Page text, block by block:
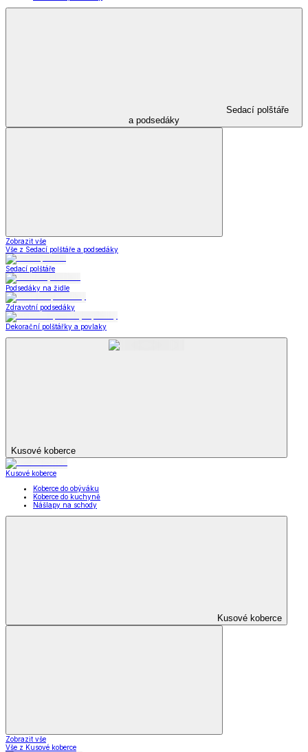
Sedací polštáře
a podsedáky
Zobrazit vše
Vše z Sedací polštáře a podsedáky
Sedací polštáře
Podsedáky na židle
Zdravotní podsedáky
Dekorační polštářky a povlaky
Kusové koberce
Kusové koberce
Koberce do obýváku
Koberce do kuchyně
Nášlapy na schody
Kusové koberce
Zobrazit vše
Vše z Kusové koberce